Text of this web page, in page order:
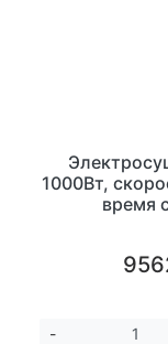
1000Вт,
время
-